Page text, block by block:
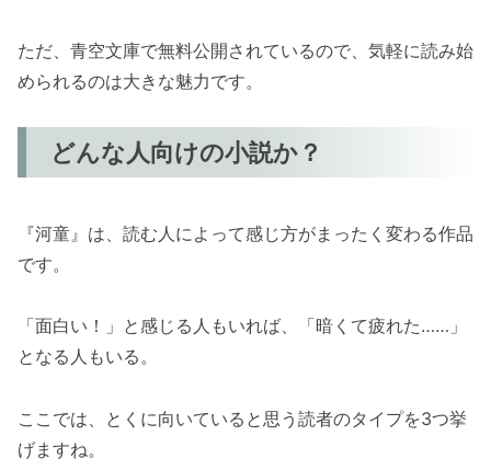
ただ、青空文庫で無料公開されているので、気軽に読み始
められるのは大きな魅力です。
どんな人向けの小説か？
『河童』は、読む人によって感じ方がまったく変わる作品
です。
「面白い！」と感じる人もいれば、「暗くて疲れた……」
となる人もいる。
ここでは、とくに向いていると思う読者のタイプを3つ挙
げますね。